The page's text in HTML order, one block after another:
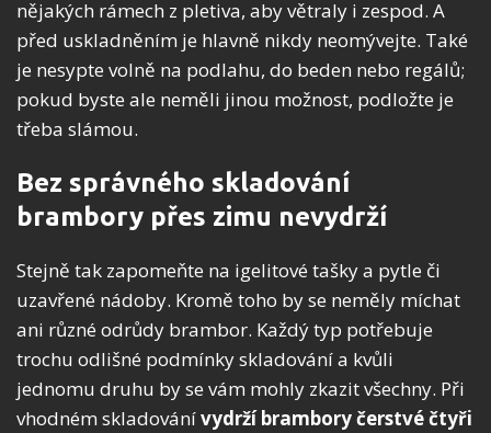
nějakých rámech z pletiva, aby větraly i zespod. A
před uskladněním je hlavně nikdy neomývejte. Také
je nesypte volně na podlahu, do beden nebo regálů;
pokud byste ale neměli jinou možnost, podložte je
třeba slámou.
Bez správného skladování
brambory přes zimu nevydrží
Stejně tak zapomeňte na igelitové tašky a pytle či
uzavřené nádoby. Kromě toho by se neměly míchat
ani různé odrůdy brambor. Každý typ potřebuje
trochu odlišné podmínky skladování a kvůli
jednomu druhu by se vám mohly zkazit všechny. Při
vhodném skladovánívydrží brambory čerstvé čtyři